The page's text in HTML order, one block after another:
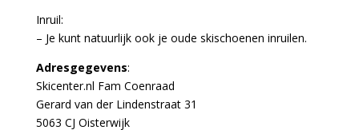
Inruil:
– Je kunt natuurlijk ook je oude skischoenen inruilen.
Adresgegevens:
Skicenter.nl Fam Coenraad
Gerard van der Lindenstraat 31
5063 CJ Oisterwijk